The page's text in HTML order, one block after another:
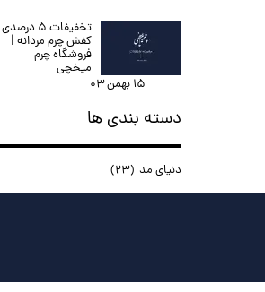
تخفیفات ۵ درصدی
کفش چرم مردانه |
فروشگاه چرم
میخچی
۱۵ بهمن ۰۳
دسته بندی ها
دنیای مد (۲۳)